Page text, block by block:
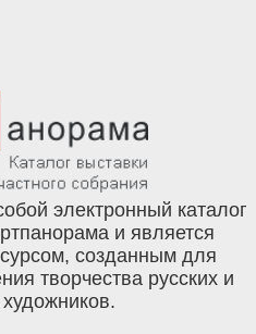
электронный каталог
и является
созданным для
творчества русских и
художников.